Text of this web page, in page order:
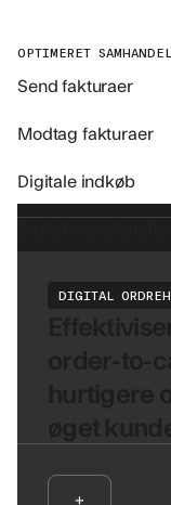
OPTIMERET
Send fakturaer
Modtag fakturaer
Digitale indkøb
DIGITAL
+